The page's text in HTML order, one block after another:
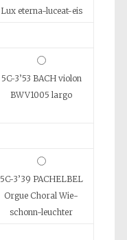
Lux eterna-luceat-eis
5C-3’53 BACH violon
BWV1005 largo
5C-3’39 PACHELBEL
Orgue Choral Wie-
schonn-leuchter